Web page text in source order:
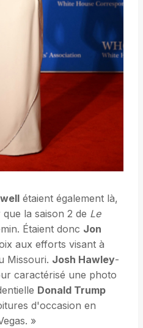
étaient également là,
la saison 2 de Le
Étaient donc Jon
aux efforts visant à
Missouri. Josh Hawley-
caractérisé une photo
Donald Trump
d'occasion en
»